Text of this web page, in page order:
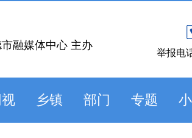
举报电
融媒体中心 主办
乡镇 部门 专题